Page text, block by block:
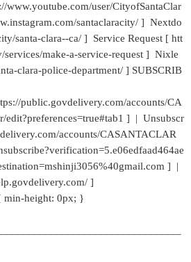
www.youtube.com/user/CityofSantaClar
santaclaracity/ ] Nextdo
santa-clara--ca/ ] Service Request [ htt
services/make-a-service-request ] Nixle
clara-police-department/ ] SUBSCRIB
public.govdelivery.com/accounts/CA
edit?preferences=true#tab1 ] | Unsubscr
accounts/CASANTACLAR
] |
]
min-height: 0px; }